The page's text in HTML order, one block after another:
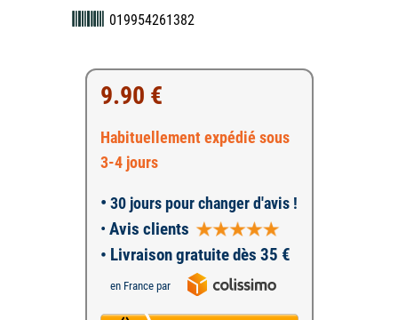
019954261382
9.90 €
Habituellement expédié sous
3-4 jours
• 30 jours pour changer d'avis !
• Avis clients
• Livraison gratuite dès 35 €
en France par